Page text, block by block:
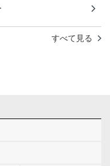
すべて見る